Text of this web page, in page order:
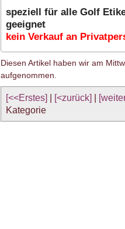
speziell für alle Golf
geeignet
kein Verkauf an
Diesen Artikel haben wir am
aufgenommen.
[<<Erstes] [<zurück]
Kategorie